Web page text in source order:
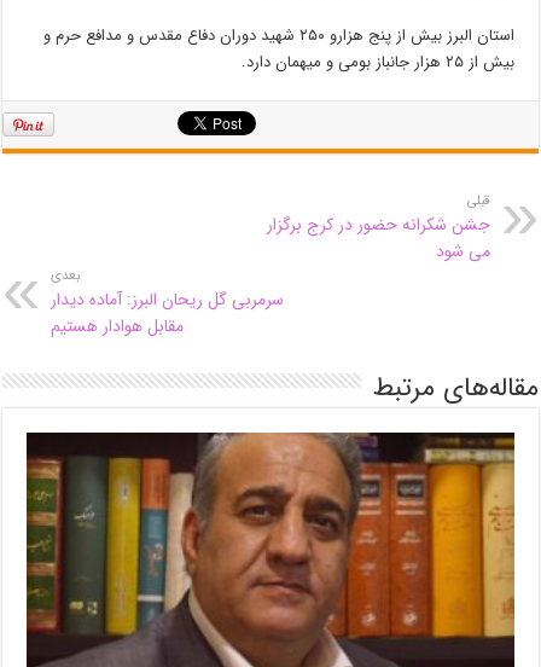
استان البرز بیش از پنج هزارو ۲۵۰ شهید دوران دفاع مقدس و مدافع حرم و
بیش از ۲۵ هزار جانباز بومی و میهمان دارد.
قبلی
جشن شکرانه حضور در کرج برگزار
می شود
بعدی
سرمربی گل ریحان البرز: آماده دیدار
مقابل هوادار هستیم
مقاله‌های مرتبط